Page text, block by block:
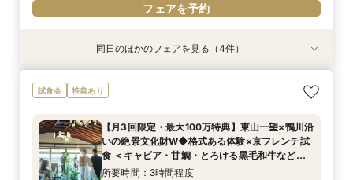
フェアを予約
特典あり
8/28(金)
【少人数検討の方へ】無料試食付＊少人数婚相談
会【専用個室有】
11:30〜
13:00〜
14:00〜
15:00〜
特典あり
8/28(金)
＊シェフ特製5品＊京フレンチ豪華2万円コース
無料試食
11:30〜
13:00〜
14:00〜
15:00〜
特典あり
8/28(金)
【初めての見学に】京の景色を一望する！会場見
学×無料試食付きプライベート相談会
11:30〜
13:00〜
14:00〜
15:00〜
特典あり
8/28(金)
【東京開催】関東在住の方必見《フナツル》出張
ご相談会＆お打合せ【式場選び～結婚式の準備・
や新幹線代プレゼントも！
所要時間：3時間程度
14:00〜 16:00〜
同日のほかのフェアを見る（4件）
試食会 特典あり
【月3回限定・最大100万特典】東山一望×鴨川沿
いの絶景文化財W◆格式ある体験×京フレンチ試
食 ＜キャビア・甘鯛・とろける黒毛和牛など豪
華2万円相当コースを無料で堪能＞
所要時間：3時間程度